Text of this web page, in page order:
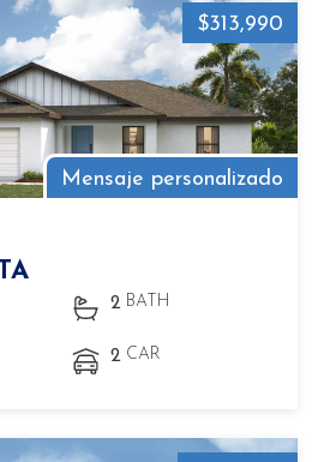
Mensaje personalizado
$313,990
2 BATH
2 CAR